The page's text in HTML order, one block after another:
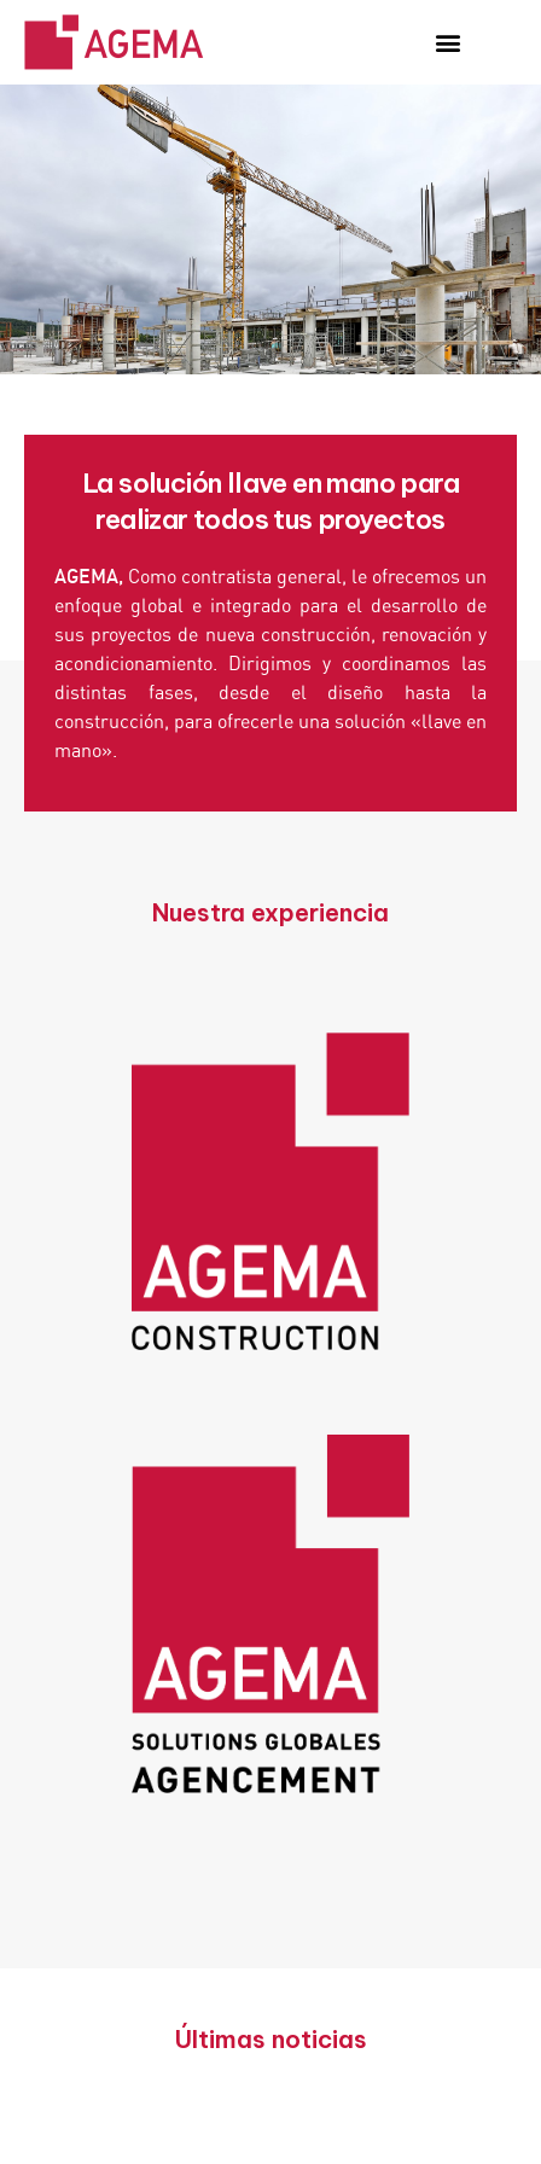
La solución llave en mano para
realizar todos tus proyectos
AGEMA, Como contratista general, le ofrecemos un
enfoque global e integrado para el desarrollo de
sus proyectos de nueva construcción, renovación y
acondicionamiento. Dirigimos y coordinamos las
distintas fases, desde el diseño hasta la
construcción, para ofrecerle una solución «llave en
mano».
Nuestra experiencia
Últimas noticias